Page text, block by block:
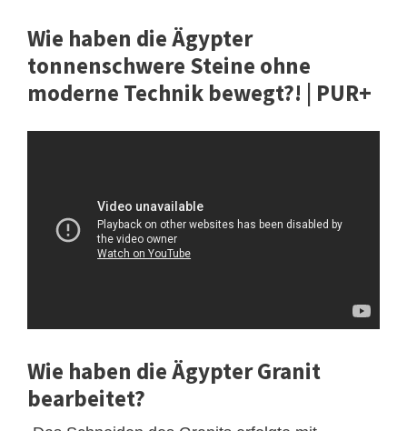
Wie haben die Ägypter
tonnenschwere Steine ohne
moderne Technik bewegt?! | PUR+
Wie haben die Ägypter Granit
bearbeitet?